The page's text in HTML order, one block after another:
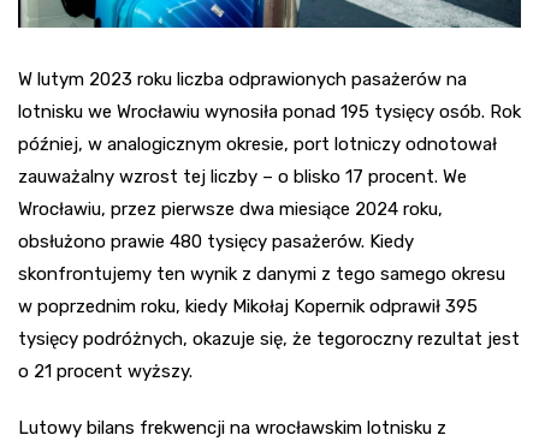
W lutym 2023 roku liczba odprawionych pasażerów na
lotnisku we Wrocławiu wynosiła ponad 195 tysięcy osób. Rok
później, w analogicznym okresie, port lotniczy odnotował
zauważalny wzrost tej liczby – o blisko 17 procent. We
Wrocławiu, przez pierwsze dwa miesiące 2024 roku,
obsłużono prawie 480 tysięcy pasażerów. Kiedy
skonfrontujemy ten wynik z danymi z tego samego okresu
w poprzednim roku, kiedy Mikołaj Kopernik odprawił 395
tysięcy podróżnych, okazuje się, że tegoroczny rezultat jest
o 21 procent wyższy.
Lutowy bilans frekwencji na wrocławskim lotnisku z